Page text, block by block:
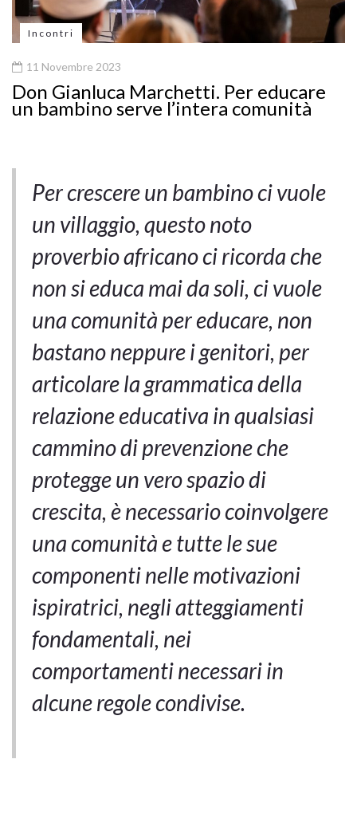
Incontri
11 Novembre 2023
Don Gianluca Marchetti. Per educare
un bambino serve l’intera comunità
Per crescere un bambino ci vuole
un villaggio, questo noto
proverbio africano ci ricorda che
non si educa mai da soli, ci vuole
una comunità per educare, non
bastano neppure i genitori, per
articolare la grammatica della
relazione educativa in qualsiasi
cammino di prevenzione che
protegge un vero spazio di
crescita, è necessario coinvolgere
una comunità e tutte le sue
componenti nelle motivazioni
ispiratrici, negli atteggiamenti
fondamentali, nei
comportamenti necessari in
alcune regole condivise.